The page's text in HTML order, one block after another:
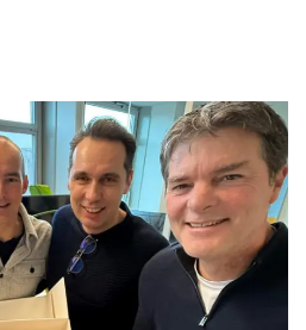
gegevens rechtstreeks in
je info kunt